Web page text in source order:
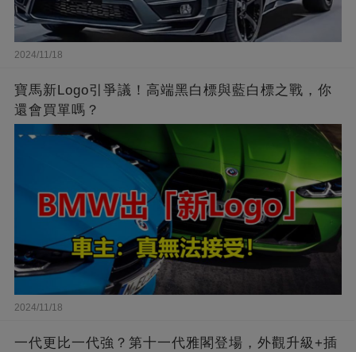
2024/11/18
寶馬新Logo引爭議！高端黑白標與藍白標之戰，你
還會買單嗎？
2024/11/18
一代更比一代強？第十一代雅閣登場，外觀升級+插